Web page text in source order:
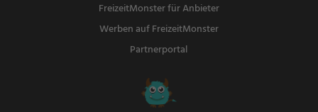
FreizeitMonster für Anbieter
Werben auf FreizeitMonster
Partnerportal